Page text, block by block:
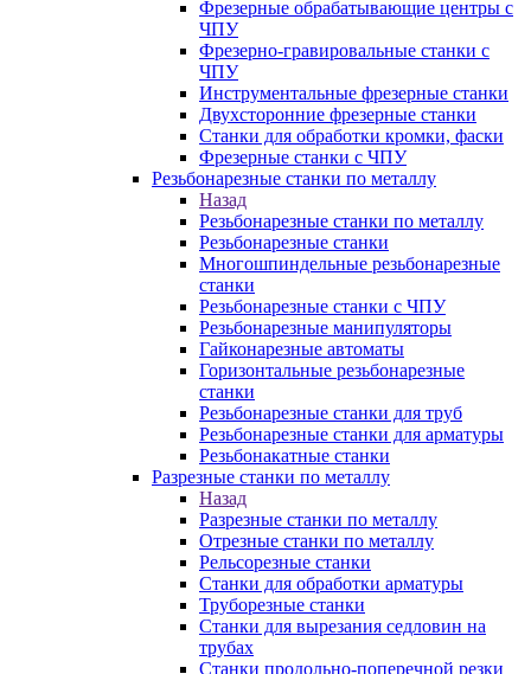
Фрезерные обрабатывающие центры с
ЧПУ
Фрезерно-гравировальные станки с
ЧПУ
Инструментальные фрезерные станки
Двухсторонние фрезерные станки
Станки для обработки кромки, фаски
Фрезерные станки с ЧПУ
Резьбонарезные станки по металлу
Назад
Резьбонарезные станки по металлу
Резьбонарезные станки
Многошпиндельные резьбонарезные
станки
Резьбонарезные станки с ЧПУ
Резьбонарезные манипуляторы
Гайконарезные автоматы
Горизонтальные резьбонарезные
станки
Резьбонарезные станки для труб
Резьбонарезные станки для арматуры
Резьбонакатные станки
Разрезные станки по металлу
Назад
Разрезные станки по металлу
Отрезные станки по металлу
Рельсорезные станки
Станки для обработки арматуры
Труборезные станки
Станки для вырезания седловин на
трубаx
Станки продольно-поперечной резки